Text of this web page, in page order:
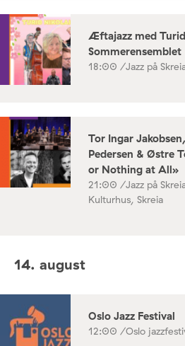
Æftajazz med
Sommerensemblet
18:00 /Jazz på
Tor Ingar
Pedersen & Østre
or Nothing at All»
21:00 /Jazz på
Kulturhus, Skreia
14. august
Oslo Jazz Festival
12:00 /Oslo